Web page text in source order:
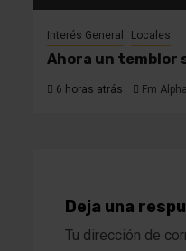
Interés General Locales
Ahora un temblor
6 horas atrás Fm Alpha
Deja una
Tu dirección de